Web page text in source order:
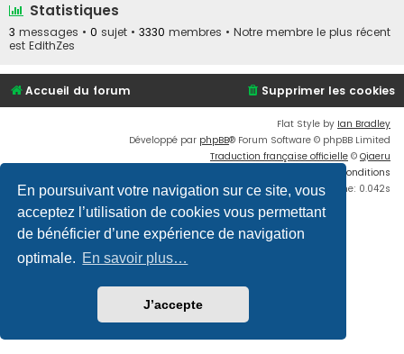
En poursuivant votre navigation sur ce site, vous
acceptez l’utilisation de cookies vous permettant
de bénéficier d’une expérience de navigation
optimale. En savoir plus…
J’accepte
Statistiques
3 messages • 0 sujet • 3330 membres • Notre membre le plus récent
est EdithZes
Accueil du forum Supprimer les cookies
Flat Style by Ian Bradley
Développé par phpBB® Forum Software © phpBB Limited
Traduction française officielle © Qiaeru
Conditions
Time: 0.042s